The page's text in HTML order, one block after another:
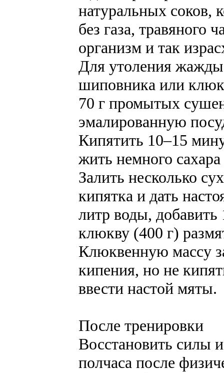
натуральных соков,
без газа,
организм и так
Для утоления жажды
шиповника или
70 г промытых
эмалированную
Кипятить 10–15
жить немного
Залить несколько
кипятка и дать
литр воды,
клюкву (400 г)
Клюквенную массу
кипения, но не
ввести настой мяты.
После тренировки
Восстановить силы
полчаса после